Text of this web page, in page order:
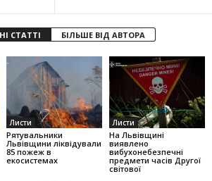
СТАТТІ БІЛЬШЕ ВІД АВТОРА
Листи
Рятувальники
Львівщини ліквідували
85 пожеж в
екосистемах
Листи
На Львівщині
виявлено
вибухонебезпечні
предмети часів Другої
світової